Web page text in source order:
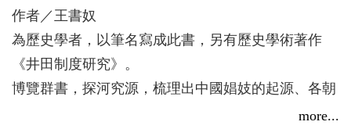
作者重視各個娼妓時代的歷史成因，廣泛地從政
治、文化、社會和經濟等多層面地探討，為後來研究
者指示了明確的方向。例如「唐代進士與娼妓」、
「唐代娼妓與詩」、「宋代娼妓與詞」、「元代娼妓
作者／王書奴
為歷史學者，以筆名寫成此書，另有歷史學術著作
《井田制度研究》。
博覽群書，探河究源，梳理出中國娼妓的起源、各朝
的演變，以人類學的角度，融會中西學術的視野，同
more...